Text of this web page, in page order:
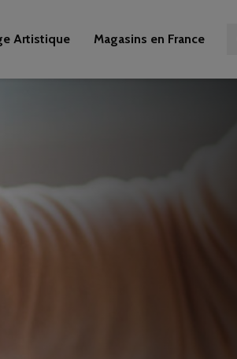
Artistique Magasins en France